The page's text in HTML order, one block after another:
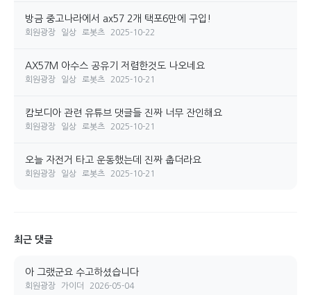
방금 중고나라에서 ax57 2개 택포6만에 구입!
회원광장 일상 로봇츠 2025-10-22
AX57M 아수스 공유기 저렴한것도 나오네요
회원광장 일상 로봇츠 2025-10-21
캄보디아 관련 유튜브 댓글들 진짜 너무 잔인해요
회원광장 일상 로봇츠 2025-10-21
오늘 자전거 타고 운동했는데 진짜 춥더라요
회원광장 일상 로봇츠 2025-10-21
최근 댓글
아 그랬군요 수고하셨습니다
회원광장 가이더 2026-05-04